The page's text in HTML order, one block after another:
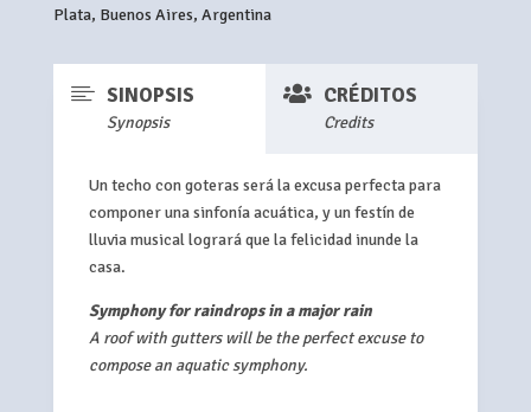
Plata, Buenos Aires, Argentina
 SINOPSIS
Synopsis
 CRÉDITOS
Credits
Un techo con goteras será la excusa perfecta para
componer una sinfonía acuática, y un festín de
lluvia musical logrará que la felicidad inunde la
casa.
Symphony for raindrops in a major rain
A roof with gutters will be the perfect excuse to
compose an aquatic symphony.